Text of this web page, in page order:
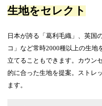
生地をセレクト
日本が誇る「葛利毛織」、英国
コ」など常時2000種以上の生地
立てることもできます。カウン
的に合った生地を提案。ストレ
ます。